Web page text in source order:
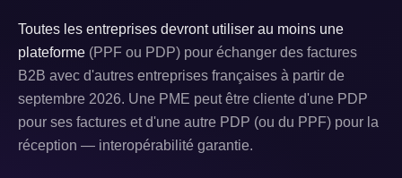
Toutes les entreprises devront utiliser au moins une
plateforme (PPF ou PDP) pour échanger des factures
B2B avec d'autres entreprises françaises à partir de
septembre 2026. Une PME peut être cliente d'une PDP
pour ses factures et d'une autre PDP (ou du PPF) pour la
réception — interopérabilité garantie.